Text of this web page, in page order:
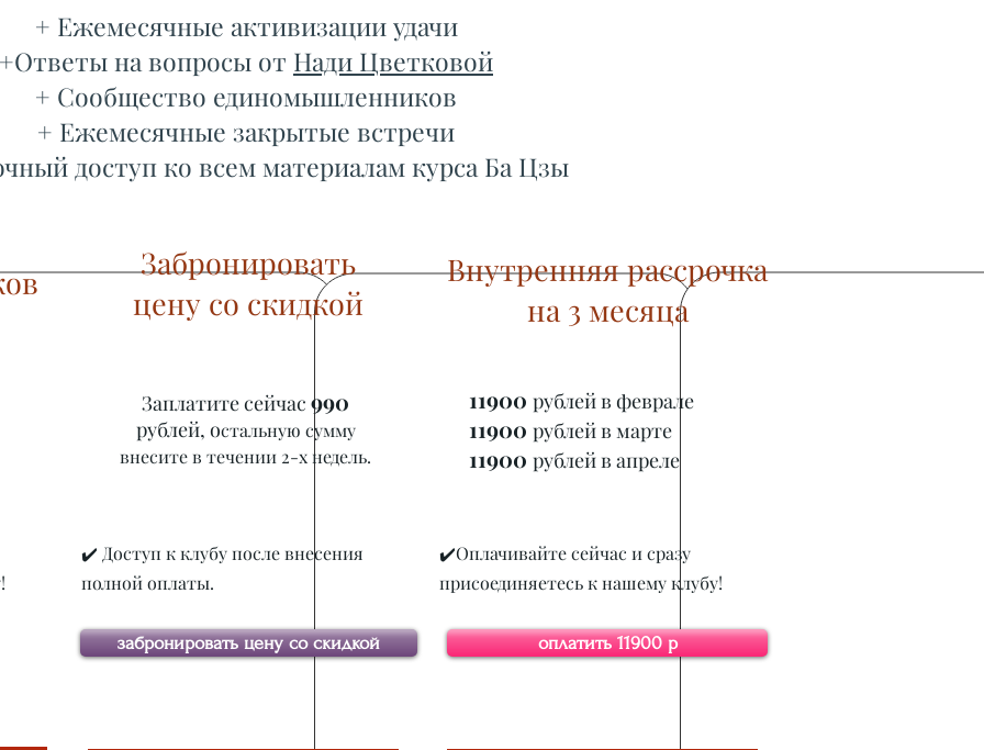
+ Ежемесячные активизации удачи
+Ответы на вопросы от Нади Цветковой
+ Сообщество единомышленников
+ Ежемесячные закрытые встречи​
доступ ко всем материалам курса Ба Цзы
Забронировать
цену со скидкой
забронировать цену со скидкой
Заплатите сейчас 990
рублей, остальную сумму
внесите в течении 2-х недель.
✔️ Доступ к клубу после внесения
полной оплаты.
оплатить 11900 р
Внутренняя рассрочка
на 3 месяца
11900 рублей в феврале
11900 рублей в марте
11900 рублей в апреле
✔️Оплачивайте сейчас и сразу
присоединяетесь к нашему клубу!